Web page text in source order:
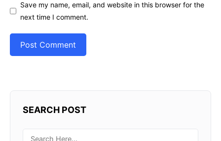
Save my name, email, and website in this browser for the
next time I comment.
SEARCH POST